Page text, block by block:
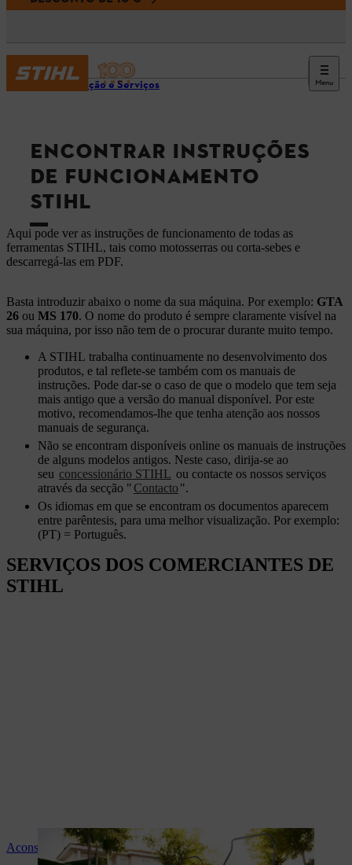
Menu
Informação e Serviços
ENCONTRAR INSTRUÇÕES
DE FUNCIONAMENTO
STIHL
Aqui pode ver as instruções de funcionamento de todas as
ferramentas STIHL, tais como motosserras ou corta-sebes e
descarregá-las em PDF.
Basta introduzir abaixo o nome da sua máquina. Por exemplo: GTA
26 ou MS 170. O nome do produto é sempre claramente visível na
sua máquina, por isso não tem de o procurar durante muito tempo.
A STIHL trabalha continuamente no desenvolvimento dos
produtos, e tal reflete-se também com os manuais de
instruções. Pode dar-se o caso de que o modelo que tem seja
mais antigo que a versão do manual disponível. Por este
motivo, recomendamos-lhe que tenha atenção aos nossos
manuais de segurança.
Não se encontram disponíveis online os manuais de instruções
de alguns modelos antigos. Neste caso, dirija-se ao
seu concessionário STIHL ou contacte os nossos serviços
através da secção " Contacto ".
Os idiomas em que se encontram os documentos aparecem
entre parêntesis, para uma melhor visualização. Por exemplo:
(PT) = Português.
SERVIÇOS DOS COMERCIANTES DE
STIHL
Aconselhamento e instruções sobre os produtos